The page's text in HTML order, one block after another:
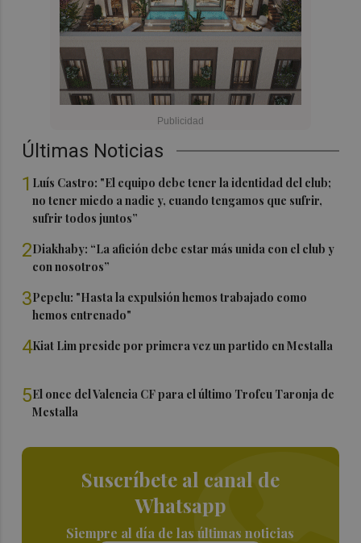
Últimas Noticias
1 Luís Castro: "El equipo debe tener la identidad del club;
no tener miedo a nadie y, cuando tengamos que sufrir,
sufrir todos juntos”
2Diakhaby: “La afición debe estar más unida con el club y
con nosotros”
3Pepelu: "Hasta la expulsión hemos trabajado como
hemos entrenado"
4Kiat Lim preside por primera vez un partido en Mestalla
5El once del Valencia CF para el último Trofeu Taronja de
Mestalla
Suscríbete al canal de
Whatsapp
Siempre al día de las últimas noticias